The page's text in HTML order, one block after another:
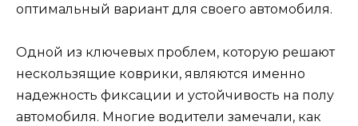
оптимальный вариант для своего автомобиля.
Одной из ключевых проблем, которую решают
нескользящие коврики, являются именно
надежность фиксации и устойчивость на полу
автомобиля. Многие водители замечали, как